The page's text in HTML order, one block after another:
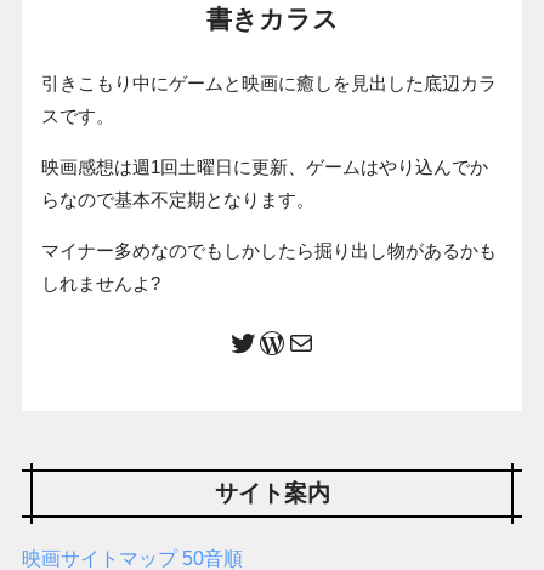
書きカラス
引きこもり中にゲームと映画に癒しを見出した底辺カラ
スです。
映画感想は週1回土曜日に更新、ゲームはやり込んでか
らなので基本不定期となります。
マイナー多めなのでもしかしたら掘り出し物があるかも
しれませんよ?
サイト案内
映画サイトマップ 50音順